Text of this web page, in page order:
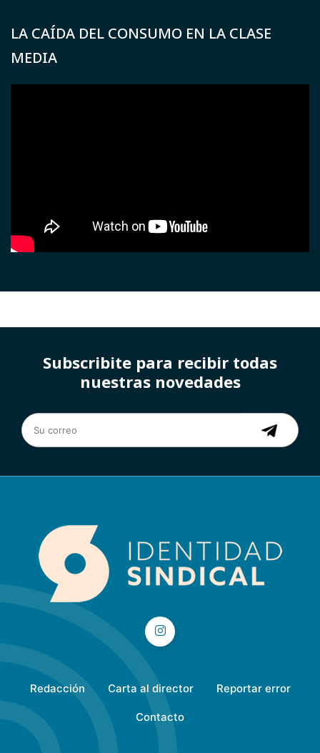
LA CAÍDA DEL CONSUMO EN LA CLASE
MEDIA
Subscribite para recibir todas
nuestras novedades
Redacción Carta al director Reportar error
Contacto